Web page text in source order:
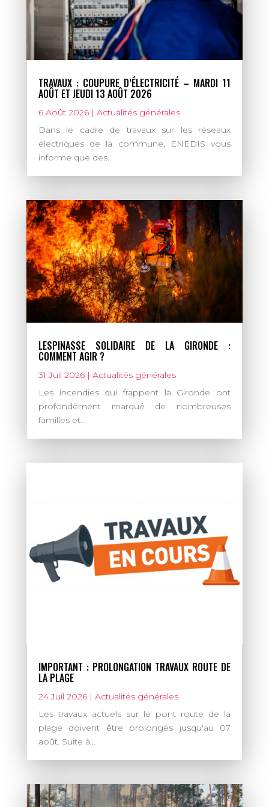
TRAVAUX : COUPURE D’ÉLECTRICITÉ – MARDI 11
AOÛT ET JEUDI 13 AOÛT 2026
6 Août 2026| Actualités générales
Dans le cadre de travaux sur les réseaux
électriques de la commune, ENEDIS vous
informe que des...
LESPINASSE SOLIDAIRE DE LA GIRONDE :
COMMENT AGIR ?
31 Juil 2026| Actualités générales
Les incendies qui frappent la Gironde ont
profondément marqué de nombreuses
familles et...
IMPORTANT : PROLONGATION TRAVAUX ROUTE DE
LA PLAGE
24 Juil 2026| Actualités générales
Les travaux actuels sur le pont route de la
plage doivent être prolongés jusqu'au 07
août. Suite à...